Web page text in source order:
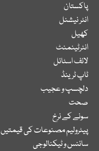
پاکستان
انٹر نیشنل
کھیل
انٹرٹینمنٹ
لائف اسٹائل
ٹاپ ٹرینڈ
دلچسپ و عجیب
صحت
سونے کے نرخ
پیٹرولیم مصنوعات کی قیمتیں
سائنس و ٹیکنالوجی